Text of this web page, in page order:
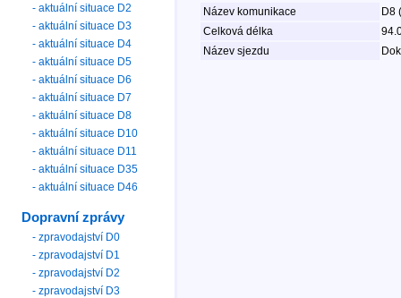
Název komunikace
D8
Celková délka
Název sjezdu
- aktuální situace D2
- aktuální situace D3
- aktuální situace D4
- aktuální situace D5
- aktuální situace D6
- aktuální situace D7
- aktuální situace D8
- aktuální situace D10
- aktuální situace D11
- aktuální situace D35
- aktuální situace D46
Dopravní zprávy
- zpravodajství D0
- zpravodajství D1
- zpravodajství D2
- zpravodajství D3